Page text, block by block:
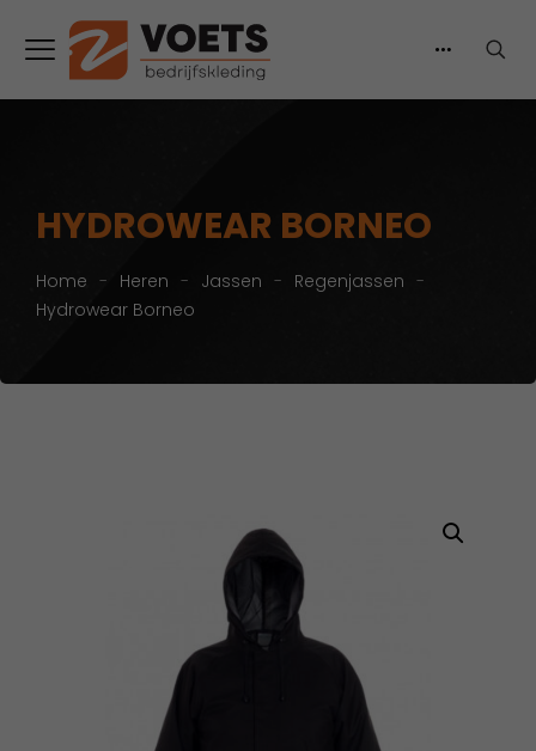
HYDROWEAR BORNEO
Home - Heren - Jassen - Regenjassen -
Hydrowear Borneo